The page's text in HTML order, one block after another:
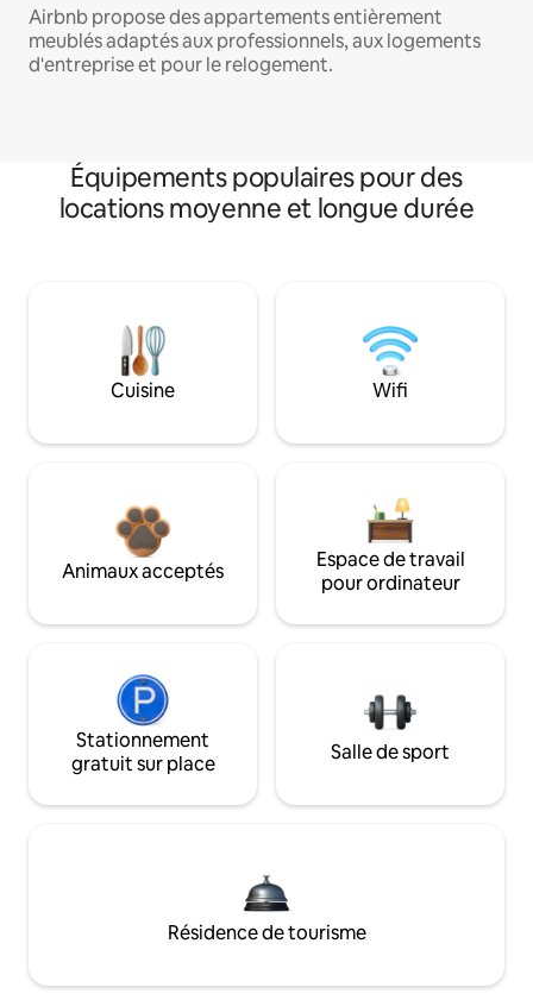
Airbnb propose des appartements entièrement
meublés adaptés aux professionnels, aux logements
d'entreprise et pour le relogement.
Équipements populaires pour des
locations moyenne et longue durée
Cuisine Wifi
Animaux acceptés
Espace de travail
pour ordinateur
Stationnement
gratuit sur place
Salle de sport
Résidence de tourisme